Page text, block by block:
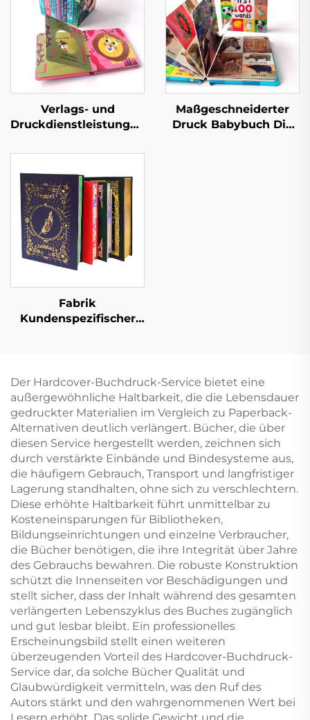
Verlags- und
Druckdienstleistungen
Schlafgeschichten
Pappbilderbücher
Kindergarten Bildung
Hardcover Bücher
Maßgeschneiderter
Druck Babybuch Die
Fabrik
Kundenspezifischer
Buchdruck mit
lackierten Kanten
Hardcover-Fotoalbum
mit goldenen Kanten
Der Hardcover-Buchdruck-Service bietet eine
außergewöhnliche Haltbarkeit, die die Lebensdauer
gedruckter Materialien im Vergleich zu Paperback-
Alternativen deutlich verlängert. Bücher, die über
diesen Service hergestellt werden, zeichnen sich
durch verstärkte Einbände und Bindesysteme aus,
die häufigem Gebrauch, Transport und langfristiger
Lagerung standhalten, ohne sich zu verschlechtern.
Diese erhöhte Haltbarkeit führt unmittelbar zu
Kosteneinsparungen für Bibliotheken,
Bildungseinrichtungen und einzelne Verbraucher,
die Bücher benötigen, die ihre Integrität über Jahre
des Gebrauchs bewahren. Die robuste Konstruktion
schützt die Innenseiten vor Beschädigungen und
stellt sicher, dass der Inhalt während des gesamten
verlängerten Lebenszyklus des Buches zugänglich
und gut lesbar bleibt. Ein professionelles
Erscheinungsbild stellt einen weiteren
überzeugenden Vorteil des Hardcover-Buchdruck-
Service dar, da solche Bücher Qualität und
Glaubwürdigkeit vermitteln, was den Ruf des
Autors stärkt und den wahrgenommenen Wert bei